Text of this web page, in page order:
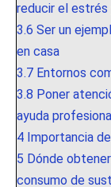
reducir el estrés
3.6 Ser un
en casa
3.7 Entornos
3.8 Poner
ayuda
4 Importancia
5 Dónde
consumo de